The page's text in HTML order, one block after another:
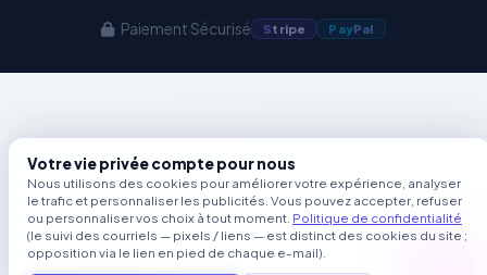
Paiement Sécurisé Stripe PayPal
Votre vie privée compte pour nous
Nous utilisons des cookies pour améliorer votre expérience, analyser
le trafic et personnaliser les publicités. Vous pouvez accepter, refuser
ou personnaliser vos choix à tout moment. Politique de confidentialité
(le suivi des courriels — pixels / liens — est distinct des cookies du site ;
opposition via le lien en pied de chaque e-mail).